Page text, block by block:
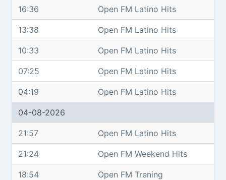
16:36 Open FM Latino Hits
13:38 Open FM Latino Hits
10:33 Open FM Latino Hits
07:25 Open FM Latino Hits
04:19 Open FM Latino Hits
04-08-2026
21:57 Open FM Latino Hits
21:24 Open FM Weekend Hits
18:54 Open FM Trening